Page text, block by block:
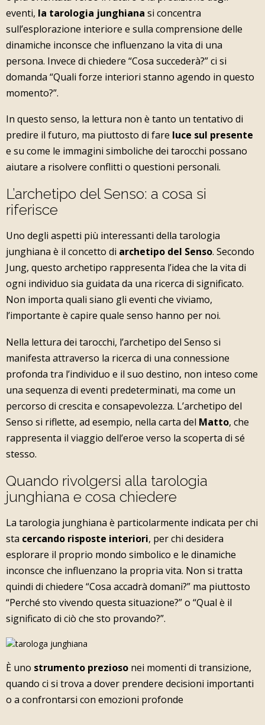
eventi, la tarologia junghiana si concentra
sull’esplorazione interiore e sulla comprensione delle
dinamiche inconsce che influenzano la vita di una
persona. Invece di chiedere “Cosa succederà?” ci si
domanda “Quali forze interiori stanno agendo in questo
momento?”.
In questo senso, la lettura non è tanto un tentativo di
predire il futuro, ma piuttosto di fare luce sul presente
e su come le immagini simboliche dei tarocchi possano
aiutare a risolvere conflitti o questioni personali.
L’archetipo del Senso: a cosa si
riferisce
Uno degli aspetti più interessanti della tarologia
junghiana è il concetto di archetipo del Senso. Secondo
Jung, questo archetipo rappresenta l’idea che la vita di
ogni individuo sia guidata da una ricerca di significato.
Non importa quali siano gli eventi che viviamo,
l’importante è capire quale senso hanno per noi.
Nella lettura dei tarocchi, l’archetipo del Senso si
manifesta attraverso la ricerca di una connessione
profonda tra l’individuo e il suo destino, non inteso come
una sequenza di eventi predeterminati, ma come un
percorso di crescita e consapevolezza. L’archetipo del
Senso si riflette, ad esempio, nella carta del Matto, che
rappresenta il viaggio dell’eroe verso la scoperta di sé
stesso.
Quando rivolgersi alla tarologia
junghiana e cosa chiedere
La tarologia junghiana è particolarmente indicata per chi
sta cercando risposte interiori, per chi desidera
esplorare il proprio mondo simbolico e le dinamiche
inconsce che influenzano la propria vita. Non si tratta
quindi di chiedere “Cosa accadrà domani?” ma piuttosto
“Perché sto vivendo questa situazione?” o “Qual è il
significato di ciò che sto provando?”.
È uno strumento prezioso nei momenti di transizione,
quando ci si trova a dover prendere decisioni importanti
o a confrontarsi con emozioni profonde